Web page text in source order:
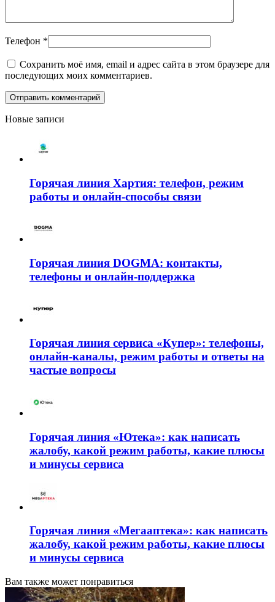
Телефон *
Сохранить моё имя, email и адрес сайта в этом браузере для
последующих моих комментариев.
Новые записи
Горячая линия Хартия: телефон, режим
работы и онлайн-способы связи
Горячая линия DOGMA: контакты,
телефоны и онлайн-поддержка
Горячая линия сервиса «Купер»: телефоны,
онлайн-каналы, режим работы и ответы на
частые вопросы
Горячая линия «Ютека»: как написать
жалобу, какой режим работы, какие плюсы
и минусы сервиса
Горячая линия «Мегааптека»: как написать
жалобу, какой режим работы, какие плюсы
и минусы сервиса
Вам также может понравиться